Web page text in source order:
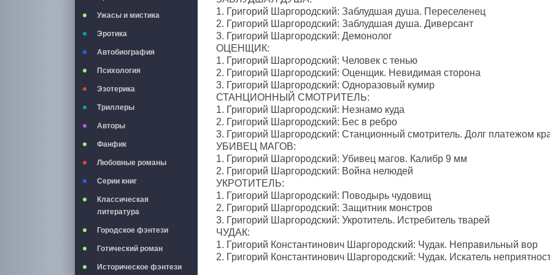
Ужасы и мистика
Эротика
Автобиография
Психология
Эзотерика
Триллеры
Авторы
Фанфик
Любовные романы
Серии книг
Классическая
литература
Городское фэнтези
Готический роман
Историческое фэнтези
1. Григорий Шаргородский: Заблудшая душа. Переселенец
2. Григорий Шаргородский: Заблудшая душа. Диверсант
3. Григорий Шаргородский: Демонолог
ОЦЕНЩИК:
1. Григорий Шаргородский: Человек с тенью
2. Григорий Шаргородский: Оценщик. Невидимая сторона
3. Григорий Шаргородский: Одноразовый кумир
СТАНЦИОННЫЙ СМОТРИТЕЛЬ:
1. Григорий Шаргородский: Незнамо куда
2. Григорий Шаргородский: Бес в ребро
3. Григорий Шаргородский: Станционный смотритель. Долг платежом
УБИВЕЦ МАГОВ:
1. Григорий Шаргородский: Убивец магов. Калибр 9 мм
2. Григорий Шаргородский: Война нелюдей
УКРОТИТЕЛЬ:
1. Григорий Шаргородский: Поводырь чудовищ
2. Григорий Шаргородский: Защитник монстров
3. Григорий Шаргородский: Укротитель. Истребитель тварей
ЧУДАК:
1. Григорий Константинович Шаргородский: Чудак. Неправильный вор
2. Григорий Константинович Шаргородский: Чудак. Искатель